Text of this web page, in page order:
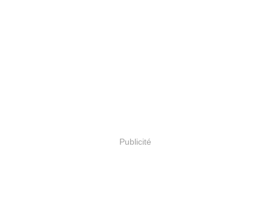
Publicité